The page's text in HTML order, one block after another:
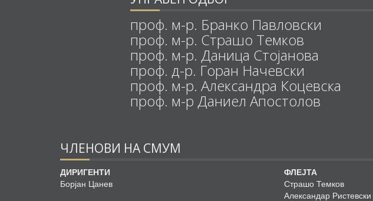
проф. м-р. Бранко Павловски
проф. м-р. Страшо Темков
проф. м-р. Даница Стојанова
проф. д-р. Горан Начевски
проф. м-р. Александра Коцевска
проф. м-р Даниел Апостолов
ЧЛЕНОВИ НА СМУМ
ДИРИГЕНТИ
Борјан Цанев
ФЛЕЈТА
Страшо Темков
Александар Ристевски